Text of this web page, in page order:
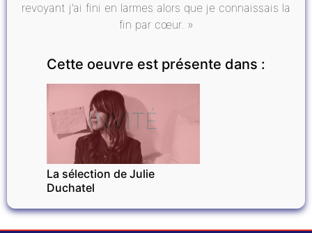
revoyant j’ai fini en larmes alors que je connaissais la
fin par cœur. »
Cette oeuvre est présente dans :
INVITÉ
La sélection de Julie
Duchatel